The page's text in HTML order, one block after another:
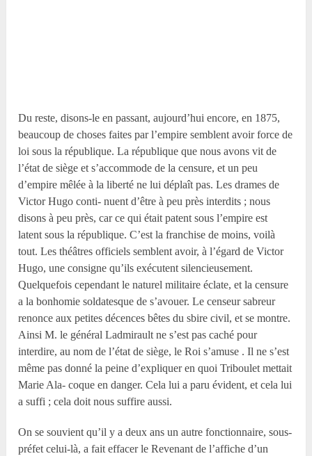
Du reste, disons-le en passant, aujourd’hui encore, en 1875,
beaucoup de choses faites par l’empire semblent avoir force de
loi sous la république. La république que nous avons vit de
l’état de siège et s’accommode de la censure, et un peu
d’empire mêlée à la liberté ne lui déplaît pas. Les drames de
Victor Hugo conti- nuent d’être à peu près interdits ; nous
disons à peu près, car ce qui était patent sous l’empire est
latent sous la république. C’est la franchise de moins, voilà
tout. Les théâtres officiels semblent avoir, à l’égard de Victor
Hugo, une consigne qu’ils exécutent silencieusement.
Quelquefois cependant le naturel militaire éclate, et la censure
a la bonhomie soldatesque de s’avouer. Le censeur sabreur
renonce aux petites décences bêtes du sbire civil, et se montre.
Ainsi M. le général Ladmirault ne s’est pas caché pour
interdire, au nom de l’état de siège, le Roi s’amuse . Il ne s’est
même pas donné la peine d’expliquer en quoi Triboulet mettait
Marie Ala- coque en danger. Cela lui a paru évident, et cela lui
a suffi ; cela doit nous suffire aussi.
On se souvient qu’il y a deux ans un autre fonctionnaire, sous-
préfet celui-là, a fait effacer le Revenant de l’affiche d’un